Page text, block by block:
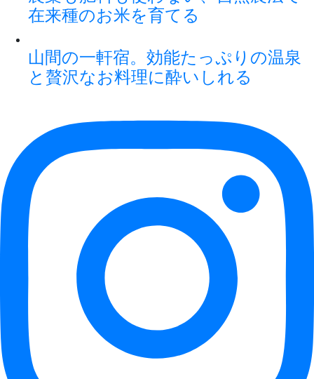
在来種のお米を育てる
山間の一軒宿。効能たっぷりの温泉
と贅沢なお料理に酔いしれる